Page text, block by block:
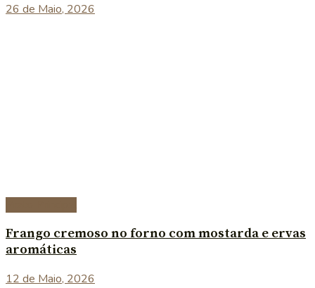
26 de Maio, 2026
Frango cremoso no forno com mostarda e ervas
aromáticas
12 de Maio, 2026